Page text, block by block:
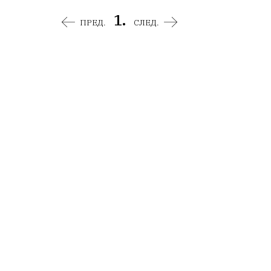
ПРЕД. 1. СЛЕД.